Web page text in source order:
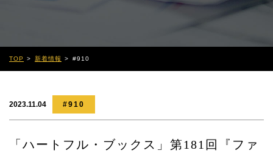
TOP 新着情報 #910
2023.11.04 #910
「ハートフル・ブックス」第181回『ファ